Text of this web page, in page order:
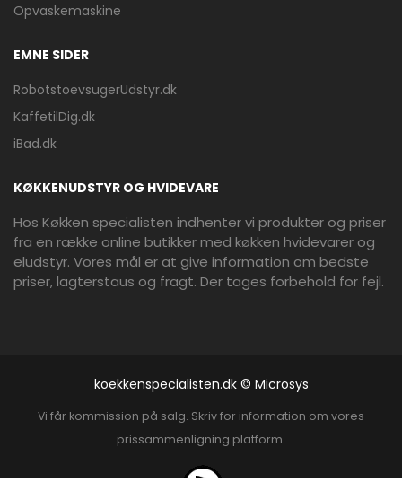
Opvaskemaskine
EMNE SIDER
RobotstoevsugerUdstyr.dk
KaffetilDig.dk
iBad.dk
KØKKENUDSTYR OG HVIDEVARE
Hos Køkken specialisten indhenter vi produkter og priser
fra en række online butikker med køkken hvidevarer og
eludstyr. Vores mål er at give information om bedste
priser, lagterstaus og fragt. Der tages forbehold for fejl.
koekkenspecialisten.dk © Microsys
Vi får kommission på salg. Skriv for information om vores
prissammenligning platform.